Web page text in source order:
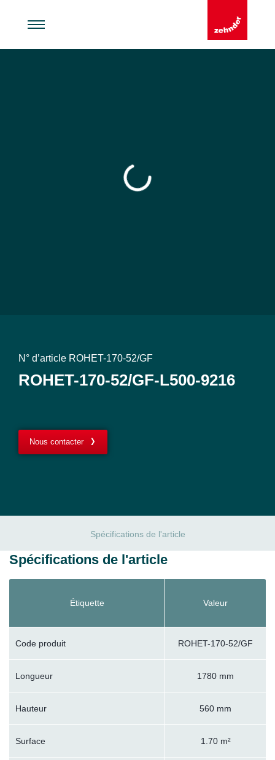
N° d’article ROHET-170-52/GF
ROHET-170-52/GF-L500-9216
Nous contacter
Spécifications de l'article
Spécifications de l'article
Étiquette Valeur
Code produit ROHET-170-52/GF
Longueur 1780 mm
Hauteur 560 mm
Surface 1.70 m²